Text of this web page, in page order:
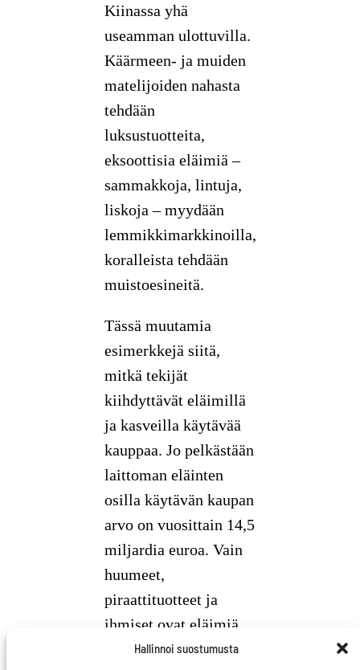
Hallinnoi suostumusta
Kiinassa yhä
useamman ulottuvilla.
Käärmeen- ja muiden
matelijoiden nahasta
tehdään
luksustuotteita,
eksoottisia eläimiä –
sammakkoja, lintuja,
liskoja – myydään
lemmikkimarkkinoilla,
koralleista tehdään
muistoesineitä.
Tässä muutamia
esimerkkejä siitä,
mitkä tekijät
kiihdyttävät eläimillä
ja kasveilla käytävää
kauppaa. Jo pelkästään
laittoman eläinten
osilla käytävän kaupan
arvo on vuosittain 14,5
miljardia euroa. Vain
huumeet,
piraattituotteet ja
ihmiset ovat eläimiä
arvokkaampaa